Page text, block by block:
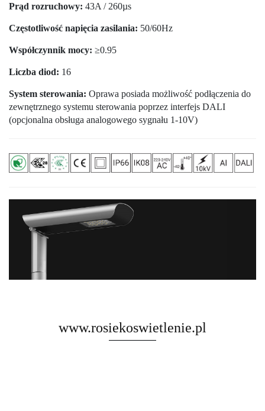
Prąd rozruchowy: 43A / 260µs
Częstotliwość napięcia zasilania: 50/60Hz
Współczynnik mocy: ≥0.95
Liczba diod: 16
System sterowania: Oprawa posiada możliwość podłączenia do
zewnętrznego systemu sterowania poprzez interfejs DALI
(opcjonalna obsługa analogowego sygnału 1-10V)
www.rosiekoswietlenie.pl